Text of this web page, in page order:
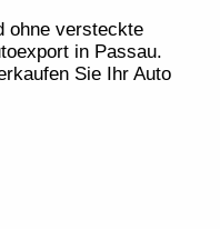
ohne versteckte
in Passau.
Sie Ihr Auto